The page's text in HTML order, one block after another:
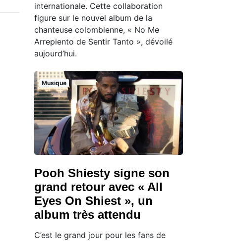
internationale. Cette collaboration
figure sur le nouvel album de la
chanteuse colombienne, « No Me
Arrepiento de Sentir Tanto », dévoilé
aujourd’hui.
Musique
Pooh Shiesty signe son
grand retour avec « All
Eyes On Shiest », un
album très attendu
C’est le grand jour pour les fans de